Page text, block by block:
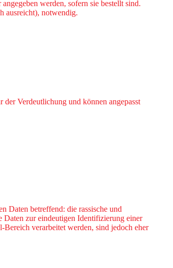
werden, sofern sie bestellt sind.
ausreicht), notwendig.
Verdeutlichung und können angepasst
Daten betreffend: die rassische und
Daten zur eindeutigen Identifizierung einer
verarbeitet werden, sind jedoch eher